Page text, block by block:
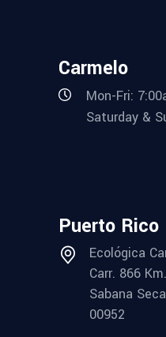
Carmelo
Mon-Fri:
Saturday &
Puerto Rico
Ecológica
Carr. 866
Sabana
00952